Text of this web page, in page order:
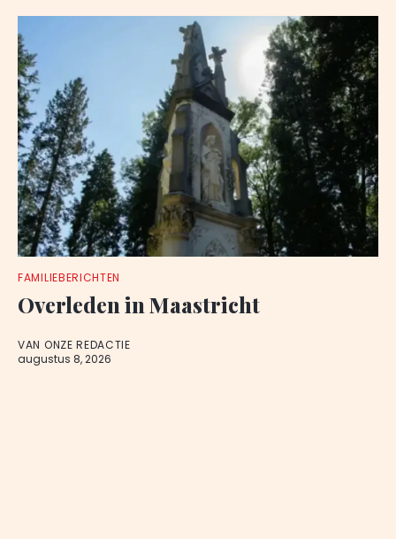
FAMILIEBERICHTEN
Overleden in Maastricht
VAN ONZE REDACTIE
augustus 8, 2026